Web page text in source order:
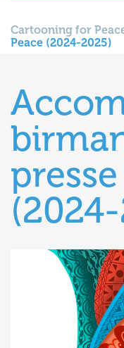
Cartooning for
Peace (2024-2025)